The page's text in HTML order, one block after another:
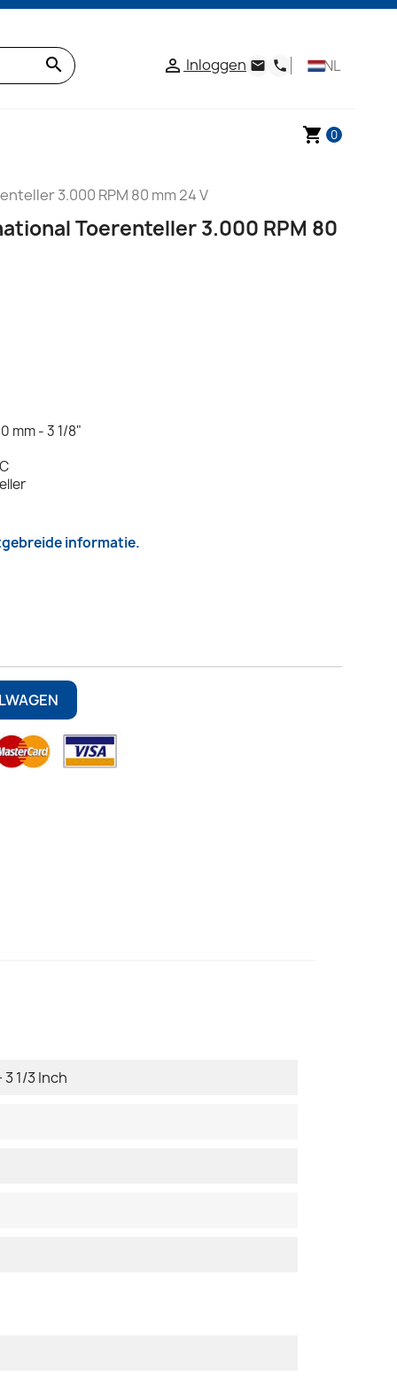
search  Inloggen email phone NL
shopping_cart 0
3.000 RPM 80 mm 24 V
Toerenteller 3.000 RPM 80
mm - 3 1/8"
informatie.
1/3 Inch